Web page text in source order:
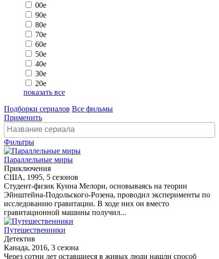
00e
90e
80e
70e
60e
50e
40e
30e
20e
показать все
Подборки сериалов Все фильмы
Применить
Фильтры
Параллельные миры
Приключения
США, 1995, 5 сезонов
Студент-физик Куина Мелори, основываясь на теории
Эйнштейна-Подольского-Розена, проводил эксперименты по
исследованию гравитации. В ходе них он вместо
гравитационной машины получил...
Путешественники
Детектив
Канада, 2016, 3 сезона
Через сотни лет оставшиеся в живых люди нашли способ